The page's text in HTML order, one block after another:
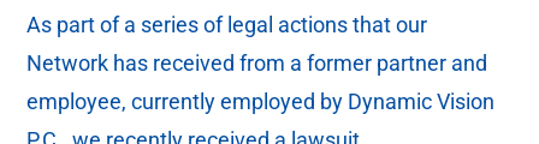
As part of a series of legal actions that our
Network has received from a former partner and
employee, currently employed by Dynamic Vision